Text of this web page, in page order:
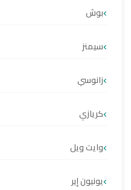
بوش
سيمنز
زانوسي
كريازي
وايت ويل
يونيون إير